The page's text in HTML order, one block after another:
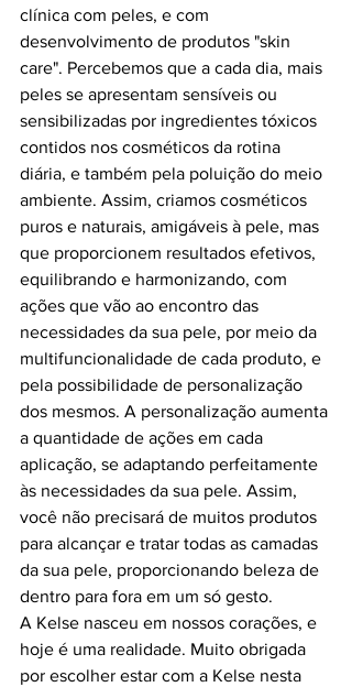
clínica com peles, e com
desenvolvimento de produtos "skin
care". Percebemos que a cada dia, mais
peles se apresentam sensíveis ou
sensibilizadas por ingredientes tóxicos
contidos nos cosméticos da rotina
diária, e também pela poluição do meio
ambiente. Assim, criamos cosméticos
puros e naturais, amigáveis à pele, mas
que proporcionem resultados efetivos,
equilibrando e harmonizando, com
ações que vão ao encontro das
necessidades da sua pele, por meio da
multifuncionalidade de cada produto, e
pela possibilidade de personalização
dos mesmos. A personalização aumenta
a quantidade de ações em cada
aplicação, se adaptando perfeitamente
às necessidades da sua pele. Assim,
você não precisará de muitos produtos
para alcançar e tratar todas as camadas
da sua pele, proporcionando beleza de
dentro para fora em um só gesto.
A Kelse nasceu em nossos corações, e
hoje é uma realidade. Muito obrigada
por escolher estar com a Kelse nesta